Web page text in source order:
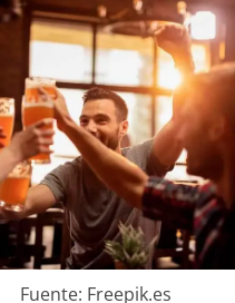
Fuente: Freepik.es